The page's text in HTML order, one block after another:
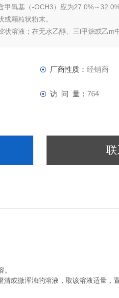
氧基（-OCH3）应为27.0%～32.0%
颗粒状粉末。
液；在无水乙醇、三l甲烷或乙m中
厂商性质： 经销商
访 问 量： 764
。
或微浑浊的溶液，取该溶液适量，